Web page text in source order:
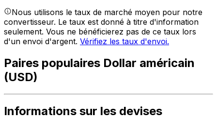
Nous utilisons le taux de marché moyen pour notre
convertisseur. Le taux est donné à titre d'information
seulement. Vous ne bénéficierez pas de ce taux lors
d'un envoi d'argent. Vérifiez les taux d'envoi.
Paires populaires Dollar américain
(USD)
Informations sur les devises